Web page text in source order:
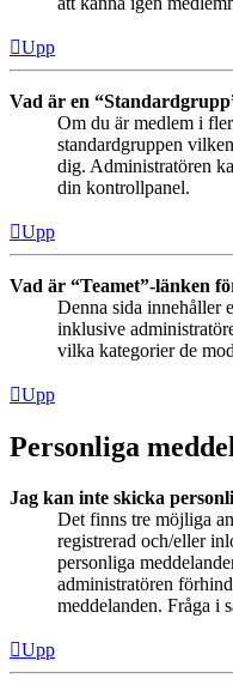
Upp
Vad är en
Om du är medlem i
standardgruppen
dig. Administratören
din kontrollpanel.
Upp
Vad är “Teamet”-länken
Denna sida innehåller
inklusive
vilka kategorier de
Upp
Personliga
Jag kan inte skicka
Det finns tre möjliga
registrerad och/eller
personliga
administratören
meddelanden. Fråga i
Upp